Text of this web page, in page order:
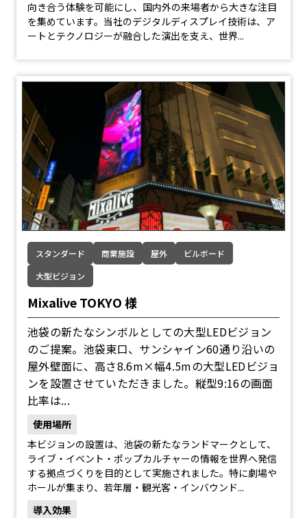
向き合う体験を可能にし、国内外の来場者から大きな注目
を集めています。当社のデジタルディスプレイ技術は、ア
ートとテクノロジーが融合した演出を支え、世界...
スタンダード 商業施設 屋外
ビルボード
大型ビジョン
Mixalive TOKYO 様
池袋の新たなシンボルとしての大型LEDビジョン
のご提案。池袋東口、サンシャイン60通り沿いの
屋外壁面に、高さ8.6m×幅4.5mの大型LEDビジョ
ンを設置させていただきました。縦型9:16の画面
比率は...
使用場所
本ビジョンの設置は、池袋の新たなランドマークとして、
ライブ・イベント・ポップカルチャーの情報を世界へ発信
する拠点づくりを目的として実施されました。特に劇場や
ホールが集まり、若年層・観光客・インバウンド...
導入効果